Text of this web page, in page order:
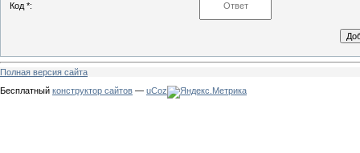
Код *:
Полная версия сайта
Бесплатный конструктор сайтов — uCoz